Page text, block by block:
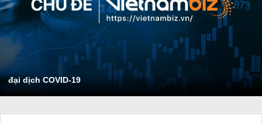
đại dịch COVID-19